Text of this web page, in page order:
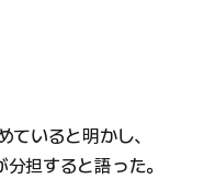
いると明かし、
担すると語った。